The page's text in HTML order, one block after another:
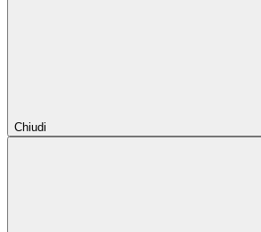
Chiudi